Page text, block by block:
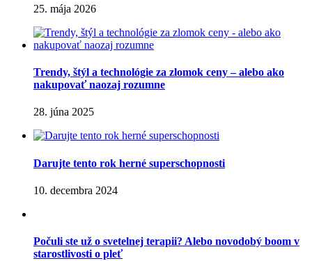
25. mája 2026
Trendy, štýl a technológie za zlomok ceny – alebo ako
nakupovať naozaj rozumne
28. júna 2025
Darujte tento rok herné superschopnosti
10. decembra 2024
Počuli ste už o svetelnej terapii? Alebo novodobý boom v
starostlivosti o pleť